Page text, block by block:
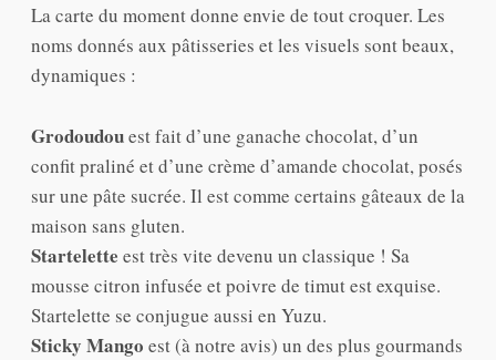
La carte du moment donne envie de tout croquer. Les
noms donnés aux pâtisseries et les visuels sont beaux,
dynamiques :
Grodoudouest fait d’une ganache chocolat, d’un
confit praliné et d’une crème d’amande chocolat, posés
sur une pâte sucrée. Il est comme certains gâteaux de la
maison sans gluten.
Startelette est très vite devenu un classique ! Sa
mousse citron infusée et poivre de timut est exquise.
Startelette se conjugue aussi en Yuzu.
Sticky Mango est (à notre avis) un des plus gourmands